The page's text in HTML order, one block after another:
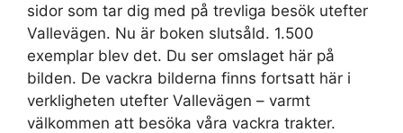
sidor som tar dig med på trevliga besök utefter
Vallevägen. Nu är boken slutsåld. 1.500
exemplar blev det. Du ser omslaget här på
bilden. De vackra bilderna finns fortsatt här i
verkligheten utefter Vallevägen – varmt
välkommen att besöka våra vackra trakter.